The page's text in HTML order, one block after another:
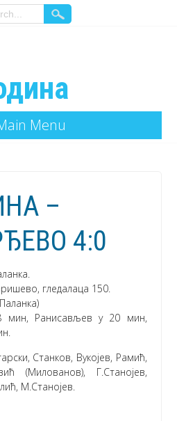
Menu
–
4:0
гледалаца 150.
мин, Ранисављев у 20 мин,
Станков, Вукојев, Рамић,
(Милованов), Г.Станојев,
М.Станојев.